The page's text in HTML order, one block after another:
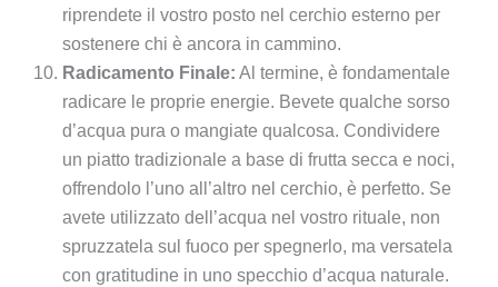
riprendete il vostro posto nel cerchio esterno per
sostenere chi è ancora in cammino.
Radicamento Finale: Al termine, è fondamentale
radicare le proprie energie. Bevete qualche sorso
d’acqua pura o mangiate qualcosa. Condividere
un piatto tradizionale a base di frutta secca e noci,
offrendolo l’uno all’altro nel cerchio, è perfetto. Se
avete utilizzato dell’acqua nel vostro rituale, non
spruzzatela sul fuoco per spegnerlo, ma versatela
con gratitudine in uno specchio d’acqua naturale.